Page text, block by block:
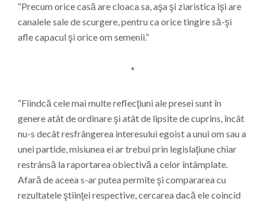
“Precum orice casă are cloaca sa, aşa şi ziaristica îşi are
canalele sale de scurgere, pentru ca orice tingire să-şi
afle capacul şi orice om semenii.”
*
“Fiindcă cele mai multe reflecţiuni ale presei sunt în
genere atât de ordinare şi atât de lipsite de cuprins, încât
nu-s decât resfrângerea interesului egoist a unui om sau a
unei partide, misiunea ei ar trebui prin legislaţiune chiar
restrânsă la raportarea obiectivă a celor întâmplate.
Afară de aceea s-ar putea permite şi compararea cu
rezultatele ştiinţei respective, cercarea dacă ele coincid